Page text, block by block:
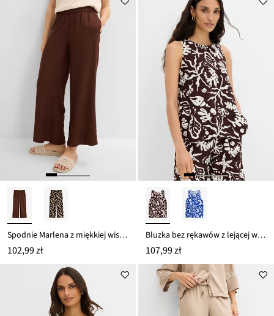
Spodnie Marlena z miękkiej wiskozy
102,99 zł
Bluzka bez rękawów z lejącej wiskozy
107,99 zł